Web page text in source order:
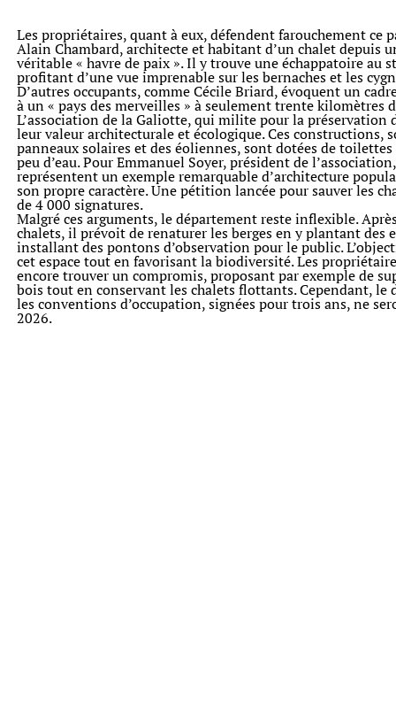
Les propriétaires, quant à eux, défendent farouchement ce
Alain Chambard, architecte et habitant d’un chalet depuis
véritable « havre de paix ». Il y trouve une échappatoire au
profitant d’une vue imprenable sur les bernaches et les
D’autres occupants, comme Cécile Briard, évoquent un
à un « pays des merveilles » à seulement trente kilomètres
L’association de la Galiotte, qui milite pour la préservation
leur valeur architecturale et écologique. Ces constructions,
panneaux solaires et des éoliennes, sont dotées de
peu d’eau. Pour Emmanuel Soyer, président de
représentent un exemple remarquable d’architecture
son propre caractère. Une pétition lancée pour sauver les
de 4 000 signatures.
Malgré ces arguments, le département reste inflexible.
chalets, il prévoit de renaturer les berges en y plantant des
installant des pontons d’observation pour le public.
cet espace tout en favorisant la biodiversité. Les
encore trouver un compromis, proposant par exemple de
bois tout en conservant les chalets flottants. Cependant, le
les conventions d’occupation, signées pour trois ans, ne
2026.